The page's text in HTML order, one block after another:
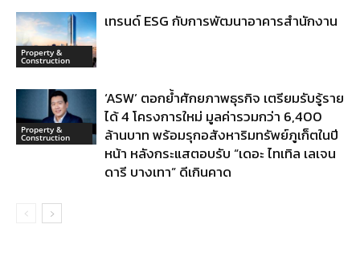
Property &
Construction
เทรนด์ ESG กับการพัฒนาอาคารสำนักงาน
Property &
Construction
‘ASW’ ตอกย้ำศักยภาพธุรกิจ เตรียมรับรู้ราย
ได้ 4 โครงการใหม่ มูลค่ารวมกว่า 6,400
ล้านบาท พร้อมรุกอสังหาริมทรัพย์ภูเก็ตในปี
หน้า หลังกระแสตอบรับ “เดอะ ไทเทิล เลเจน
ดารี บางเทา” ดีเกินคาด